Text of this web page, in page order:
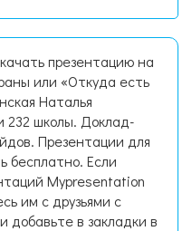
презентацию на
или «Откуда есть
Наталья
232 школы. Доклад-
Презентации для
бесплатно. Если
Mypresentation
им с друзьями с
добавьте в закладки в